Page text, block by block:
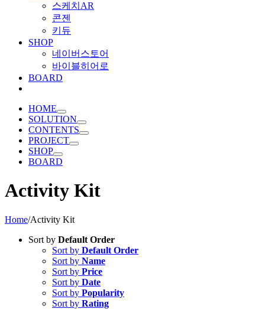
스케치AR
콘젠
키듀
SHOP
네이버스토어
바이블히어로
BOARD
HOME
SOLUTION
CONTENTS
PROJECT
SHOP
BOARD
Activity Kit
Home/Activity Kit
Sort by Default Order
Sort by Default Order
Sort by Name
Sort by Price
Sort by Date
Sort by Popularity
Sort by Rating